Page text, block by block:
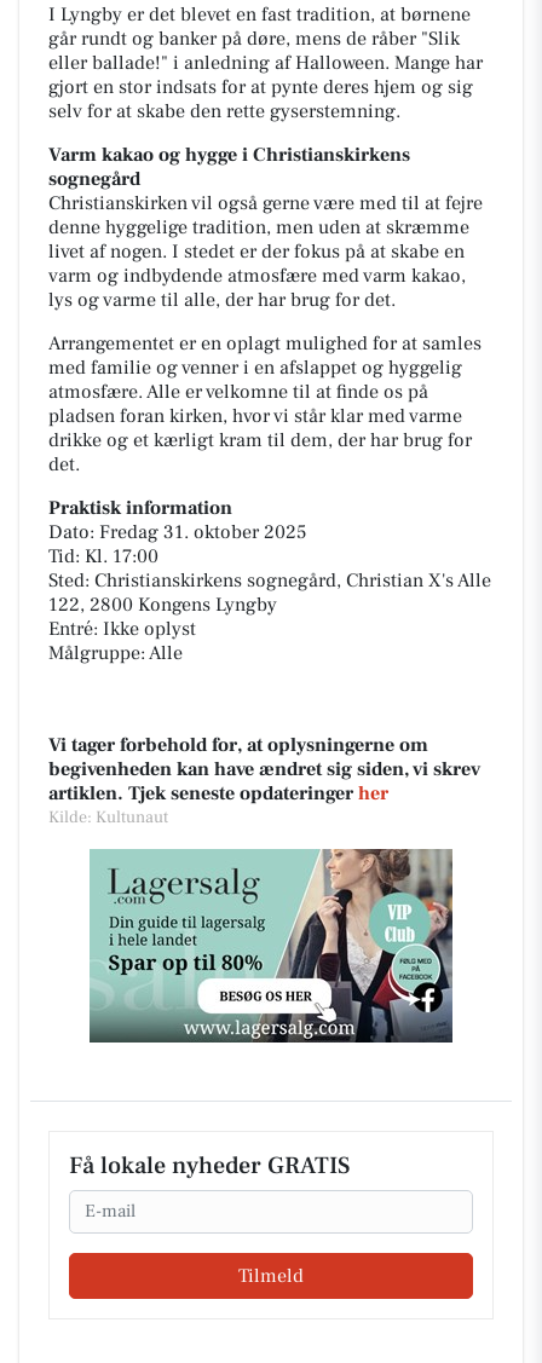
I Lyngby er det blevet en fast tradition, at børnene
går rundt og banker på døre, mens de råber "Slik
eller ballade!" i anledning af Halloween. Mange har
gjort en stor indsats for at pynte deres hjem og sig
selv for at skabe den rette gyserstemning.
Varm kakao og hygge i Christianskirkens
sognegård
Christianskirken vil også gerne være med til at fejre
denne hyggelige tradition, men uden at skræmme
livet af nogen. I stedet er der fokus på at skabe en
varm og indbydende atmosfære med varm kakao,
lys og varme til alle, der har brug for det.
Arrangementet er en oplagt mulighed for at samles
med familie og venner i en afslappet og hyggelig
atmosfære. Alle er velkomne til at finde os på
pladsen foran kirken, hvor vi står klar med varme
drikke og et kærligt kram til dem, der har brug for
det.
Praktisk information
Dato: Fredag 31. oktober 2025
Tid: Kl. 17:00
Sted: Christianskirkens sognegård, Christian X's Alle
122, 2800 Kongens Lyngby
Entré: Ikke oplyst
Målgruppe: Alle
Vi tager forbehold for, at oplysningerne om
begivenheden kan have ændret sig siden, vi skrev
artiklen. Tjek seneste opdateringer her
Kilde: Kultunaut
Få lokale nyheder GRATIS
Email
Tilmeld